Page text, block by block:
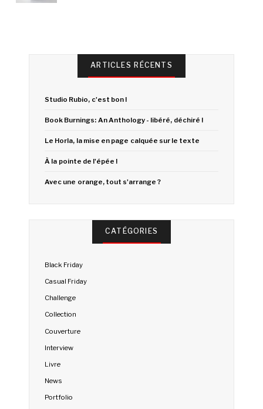
ARTICLES RÉCENTS
Studio Rubio, c'est bon !
Book Burnings: An Anthology - libéré, déchiré !
Le Horla, la mise en page calquée sur le texte
À la pointe de l'épée !
Avec une orange, tout s'arrange ?
CATÉGORIES
Black Friday
Casual Friday
Challenge
Collection
Couverture
Interview
Livre
News
Portfolio